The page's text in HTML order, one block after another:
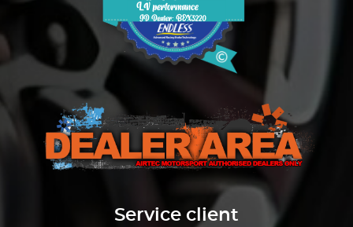
Service client